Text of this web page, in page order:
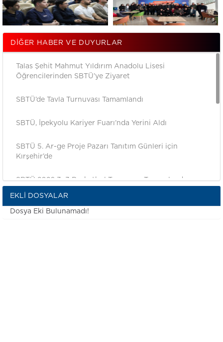
DIĞER HABER VE DUYURLAR
Talas Şehit Mahmut Yıldırım Anadolu Lisesi
Öğrencilerinden SBTÜ’ye Ziyaret
SBTÜ’de Tavla Turnuvası Tamamlandı
SBTÜ, İpekyolu Kariyer Fuarı’nda Yerini Aldı
SBTÜ 5. Ar-ge Proje Pazarı Tanıtım Günleri için
Kırşehir’de
SBTÜ 2026 3x3 Basketbol Turnuvası Tamamlandı
EKLI DOSYALAR
Dosya Eki Bulunamadı!